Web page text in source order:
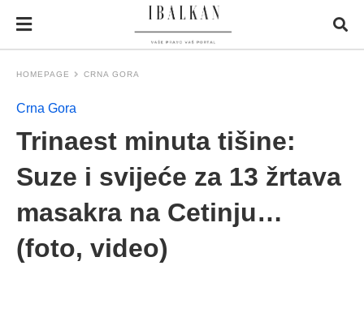
HOMEPAGE CRNA GORA
Crna Gora
Trinaest minuta tišine:
Suze i svijeće za 13 žrtava
masakra na Cetinju…
(foto, video)